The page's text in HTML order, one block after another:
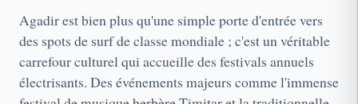
Agadir est bien plus qu'une simple porte d'entrée vers
des spots de surf de classe mondiale ; c'est un véritable
carrefour culturel qui accueille des festivals annuels
électrisants. Des événements majeurs comme l'immense